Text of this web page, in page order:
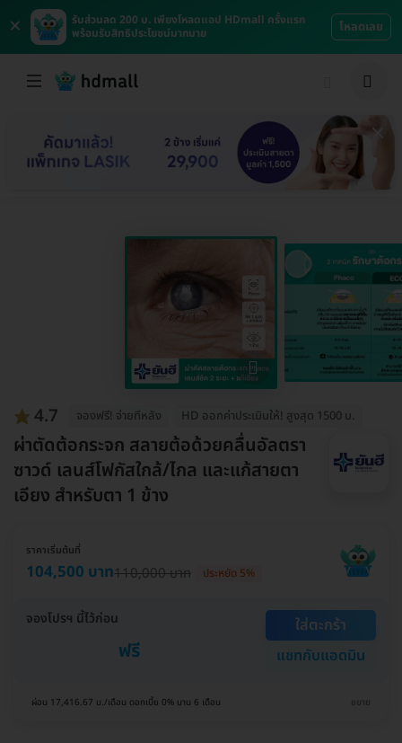
×
รับส่วนลด 200 บ. เพียงโหลดแอป HDmall ครั้งแรก
พร้อมรับสิทธิประโยชน์มากมาย
โหลดเลย
4.7 จองฟรี! จ่ายทีหลัง HD ออกค่าประเมินให้! สูงสุด 1500 บ.
ผ่าตัดต้อกระจก สลายต้อด้วยคลื่นอัลตรา
ซาวด์ เลนส์โฟกัสใกล้/ไกล และแก้สายตา
เอียง สำหรับตา 1 ข้าง
ราคาเริ่มต้นที่
104,500 บาท110,000 บาท ประหยัด 5%
จองโปรฯ นี้ไว้ก่อน
ฟรี
ใส่ตะกร้า
แชทกับแอดมิน
ผ่อน 17,416.67 บ./เดือน ดอกเบี้ย 0% นาน 6 เดือน ขยาย